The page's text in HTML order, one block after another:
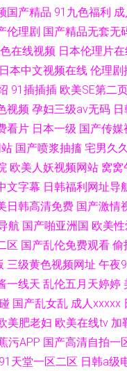
国产精品 91九色福利
伦理剧 国产精品无套无
在线视频 日本伦理片
日本中文视频在线 伦理剧
91插插插 欧美SE第二
视频 孕妇三级av无码
看片 日本一级 国产传媒
国产喷浆抽搐 宅男久
欧美人妖视频网站 窝窝
文字幕 日韩福利网址导
日韩高清免费 国产激情
航 国产啪亚洲国 欧美
区 国产乱伦免费观看 偷
三级黄色视频网址 午夜
一线天 乱伦五月天婷婷
国产乱女乱 成人xxxxx
美肥老妇 欧美在线tv 加
污APP 国产高清自拍一
91天堂一区二区 日韩a级